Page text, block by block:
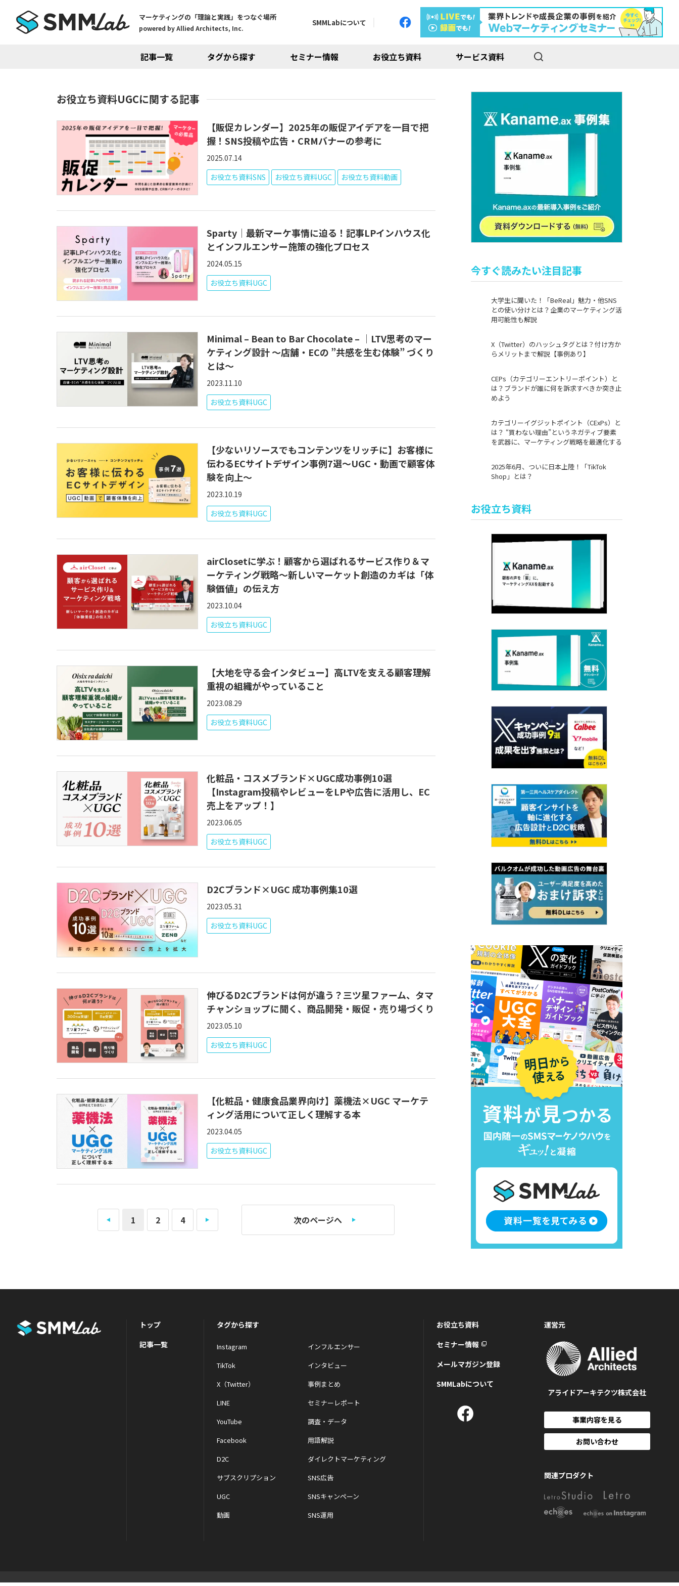
マーケティングの「理論と実践」をつなぐ場所
powered by Allied Architects, Inc.
記事一覧 タグから探す セミナー情報 お役立ち資料 サービス資料
SMMLabについて
お役立ち資料UGCに関する記事
【販促カレンダー】2025年の販促アイデアを一目で把
握！SNS投稿や広告・CRMバナーの参考に
2025.07.14
お役立ち資料SNS
お役立ち資料UGC お役立ち資料動画
Sparty│最新マーケ事情に迫る！記事LPインハウス化
とインフルエンサー施策の強化プロセス
2024.05.15
お役立ち資料UGC
Minimal – Bean to Bar Chocolate – │LTV思考のマー
ケティング設計 ～店舗・ECの ”共感を生む体験” づくり
とは～
2023.11.10
お役立ち資料UGC
【少ないリソースでもコンテンツをリッチに】お客様に
伝わるECサイトデザイン事例7選～UGC・動画で顧客体
験を向上～
2023.10.19
お役立ち資料UGC
airClosetに学ぶ！顧客から選ばれるサービス作り＆マ
ーケティング戦略～新しいマーケット創造のカギは「体
験価値」の伝え方
2023.10.04
お役立ち資料UGC
【大地を守る会インタビュー】高LTVを支える顧客理解
重視の組織がやっていること
2023.08.29
お役立ち資料UGC
化粧品・コスメブランド×UGC成功事例10選
【Instagram投稿やレビューをLPや広告に活用し、EC
売上をアップ！】
2023.06.05
お役立ち資料UGC
D2Cブランド×UGC 成功事例集10選
2023.05.31
お役立ち資料UGC
伸びるD2Cブランドは何が違う？三ツ星ファーム、タマ
チャンショップに聞く、商品開発・販促・売り場づくり
2023.05.10
お役立ち資料UGC
【化粧品・健康食品業界向け】薬機法×UGC マーケテ
ィング活用について正しく理解する本
2023.04.05
お役立ち資料UGC
1 2 4 次のページへ
今すぐ読みたい注目記事
大学生に聞いた！「BeReal」魅力・他SNS
との使い分けとは？企業のマーケティング活
用可能性も解説
X（Twitter）のハッシュタグとは？付け方か
らメリットまで解説【事例あり】
CEPs（カテゴリーエントリーポイント）と
は？ブランドが誰に何を訴求すべきか突き止
めよう
カテゴリーイグジットポイント（CExPs）と
は？ “買わない理由”というネガティブ要素
を武器に、マーケティング戦略を最適化する
2025年6月、ついに日本上陸！「TikTok
Shop」とは？
お役立ち資料
トップ
記事一覧
タグから探す
Instagram
TikTok
X（Twitter）
LINE
YouTube
Facebook
D2C
サブスクリプション
UGC
動画
インフルエンサー
インタビュー
事例まとめ
セミナーレポート
調査・データ
用語解説
ダイレクトマーケティング
SNS広告
SNSキャンペーン
SNS運用
お役立ち資料
セミナー情報
メールマガジン登録
SMMLabについて
運営元
アライドアーキテクツ株式会社
事業内容を見る
お問い合わせ
関連プロダクト